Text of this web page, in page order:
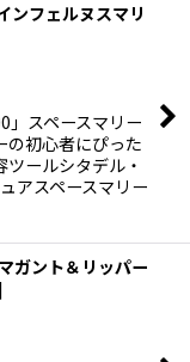
ンフェルヌスマリ
」スペースマリー
の初心者にぴった
ールシタデル・
アスペースマリー
ガント＆リッパー